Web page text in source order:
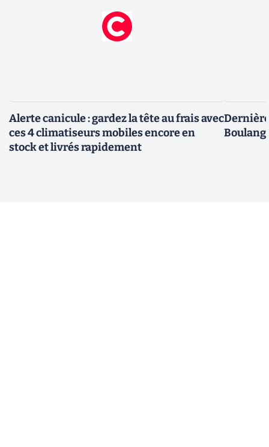
Alerte canicule : gardez la tête au frais avec
ces 4 climatiseurs mobiles encore en
stock et livrés rapidement